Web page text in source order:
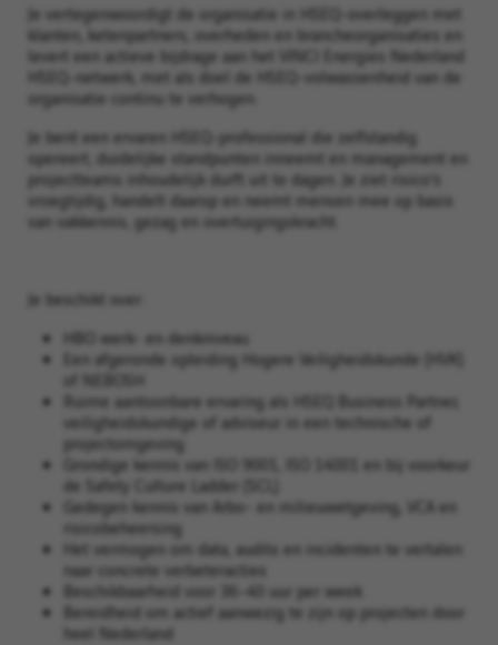
Je vertegenwoordigt de organisatie in HSEQ-overleggen met
klanten, ketenpartners, overheden en brancheorganisaties en
levert een actieve bijdrage aan het VINCI Energies Nederland
HSEQ‑netwerk, met als doel de HSEQ-volwassenheid van de
organisatie continu te verhogen.
Je bent een ervaren HSEQ-professional die zelfstandig
opereert, duidelijke standpunten inneemt en management en
projectteams inhoudelijk durft uit te dagen. Je ziet risico’s
vroegtijdig, handelt daarop en neemt mensen mee op basis
van vakkennis, gezag en overtuigingskracht.
Je beschikt over:
HBO werk- en denkniveau
Een afgeronde opleiding Hogere Veiligheidskunde (HVK)
of NEBOSH
Ruime aantoonbare ervaring als HSEQ Business Partner,
veiligheidskundige of adviseur in een technische of
projectomgeving
Grondige kennis van ISO 9001, ISO 14001 en bij voorkeur
de Safety Culture Ladder (SCL)
Gedegen kennis van Arbo- en milieuwetgeving, VCA en
risicobeheersing
Het vermogen om data, audits en incidenten te vertalen
naar concrete verbeteracties
Beschikbaarheid voor 36–40 uur per week
Bereidheid om actief aanwezig te zijn op projecten door
heel Nederland